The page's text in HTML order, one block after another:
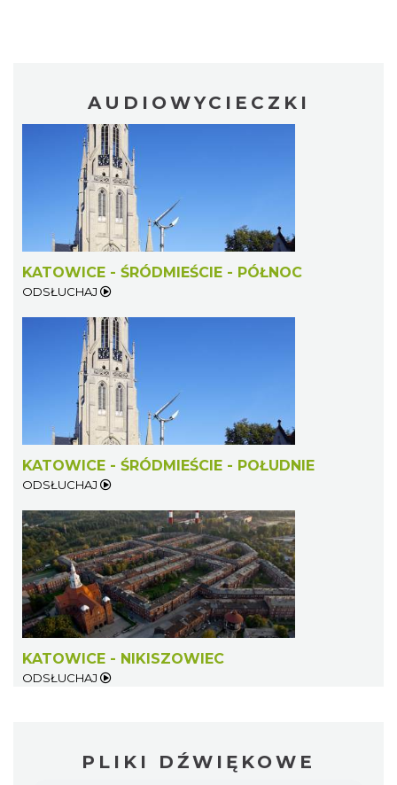
AUDIOWYCIECZKI
KATOWICE - ŚRÓDMIEŚCIE - PÓŁNOC
ODSŁUCHAJ
KATOWICE - ŚRÓDMIEŚCIE - POŁUDNIE
ODSŁUCHAJ
KATOWICE - NIKISZOWIEC
ODSŁUCHAJ
PLIKI DŹWIĘKOWE